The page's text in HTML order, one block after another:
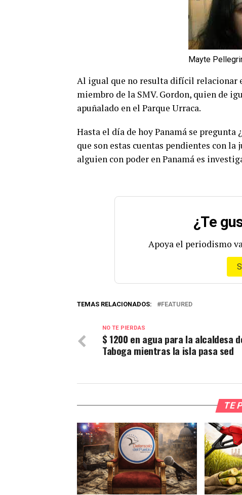
Mayte
Al igual que no resulta difícil relacionar
miembro de la SMV. Gordon, quien de
apuñalado en el Parque Urraca.
Hasta el día de hoy Panamá se pregunta
que son estas cuentas pendientes con
alguien con poder en Panamá es
¿Te
Apoya el periodismo
TEMAS RELACIONADOS: FEATURED
NO TE PIERDAS
$ 1200 en agua para la alcaldesa
Taboga mientras la isla pasa sed
TE